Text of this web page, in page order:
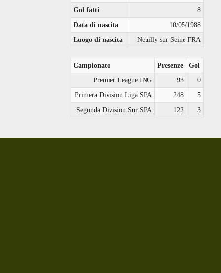
Gol fatti
8
Data di nascita
10/05/1988
Luogo di nascita
Neuilly sur Seine FRA
Campionato Presenze
Gol
Premier League ING
93
0
Primera Division Liga SPA
248
5
Segunda Division Sur SPA
122 3